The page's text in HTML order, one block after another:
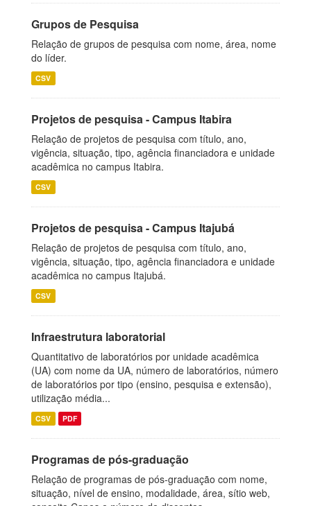
Grupos de Pesquisa
Relação de grupos de pesquisa com nome, área, nome
do líder.
CSV
Projetos de pesquisa - Campus Itabira
Relação de projetos de pesquisa com título, ano,
vigência, situação, tipo, agência financiadora e unidade
acadêmica no campus Itabira.
CSV
Projetos de pesquisa - Campus Itajubá
Relação de projetos de pesquisa com título, ano,
vigência, situação, tipo, agência financiadora e unidade
acadêmica no campus Itajubá.
CSV
Infraestrutura laboratorial
Quantitativo de laboratórios por unidade acadêmica
(UA) com nome da UA, número de laboratórios, número
de laboratórios por tipo (ensino, pesquisa e extensão),
utilização média...
CSV PDF
Programas de pós-graduação
Relação de programas de pós-graduação com nome,
situação, nível de ensino, modalidade, área, sítio web,